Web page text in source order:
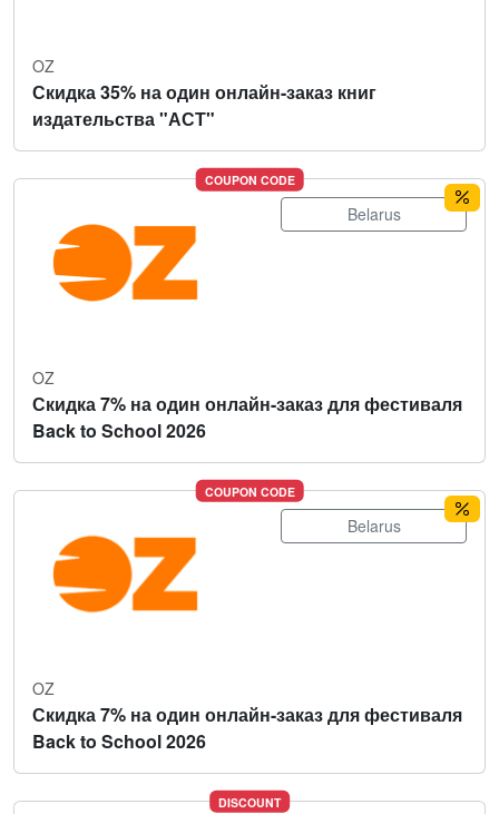
OZ
Скидка 35% на один онлайн-заказ книг
издательства "АСТ"
COUPON CODE
Belarus
OZ
Скидка 7% на один онлайн-заказ для фестиваля
Back to School 2026
COUPON CODE
Belarus
OZ
Скидка 7% на один онлайн-заказ для фестиваля
Back to School 2026
DISCOUNT